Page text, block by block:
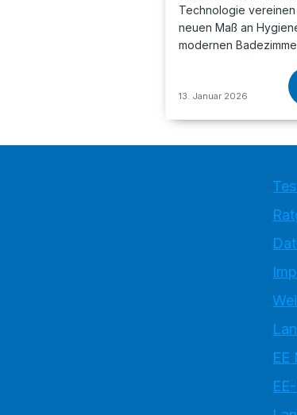
Technologie
neuen Maß an
modernen
13. Januar 2026
EE